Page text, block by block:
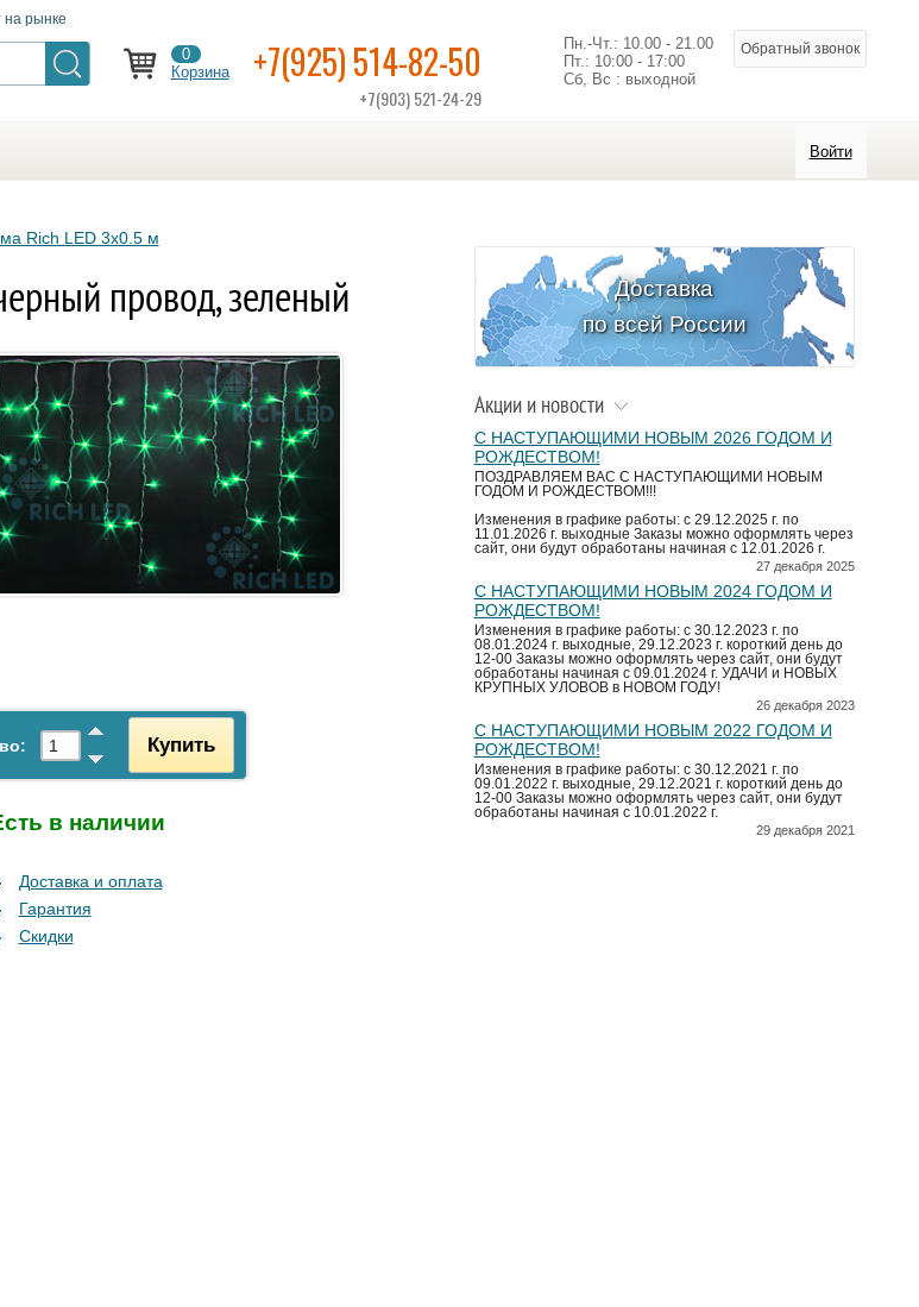
на рынке
0
Корзина
+7(925) 514-82-50
+7(903) 521-24-29
Пн.-Чт.: 10.00 - 21.00
Пт.: 10:00 - 17:00
Сб, Вс : выходной
Обратный звонок
Войти
Rich LED 3х0.5 м
провод, зеленый
Купить
в наличии
Доставка и оплата
Гарантия
Скидки
Доставка
по всей России
Акции и новости
С НАСТУПАЮЩИМИ НОВЫМ 2026 ГОДОМ И
РОЖДЕСТВОМ!
ПОЗДРАВЛЯЕМ ВАС С НАСТУПАЮЩИМИ НОВЫМ
ГОДОМ И РОЖДЕСТВОМ!!!
Изменения в графике работы: с 29.12.2025 г. по
11.01.2026 г. выходные Заказы можно оформлять через
сайт, они будут обработаны начиная с 12.01.2026 г.
27 декабря 2025
С НАСТУПАЮЩИМИ НОВЫМ 2024 ГОДОМ И
РОЖДЕСТВОМ!
Изменения в графике работы: с 30.12.2023 г. по
08.01.2024 г. выходные, 29.12.2023 г. короткий день до
12-00 Заказы можно оформлять через сайт, они будут
обработаны начиная с 09.01.2024 г. УДАЧИ и НОВЫХ
КРУПНЫХ УЛОВОВ в НОВОМ ГОДУ!
26 декабря 2023
С НАСТУПАЮЩИМИ НОВЫМ 2022 ГОДОМ И
РОЖДЕСТВОМ!
Изменения в графике работы: с 30.12.2021 г. по
09.01.2022 г. выходные, 29.12.2021 г. короткий день до
12-00 Заказы можно оформлять через сайт, они будут
обработаны начиная с 10.01.2022 г.
29 декабря 2021